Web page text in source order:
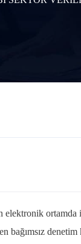
elektronik ortamda
bağımsız